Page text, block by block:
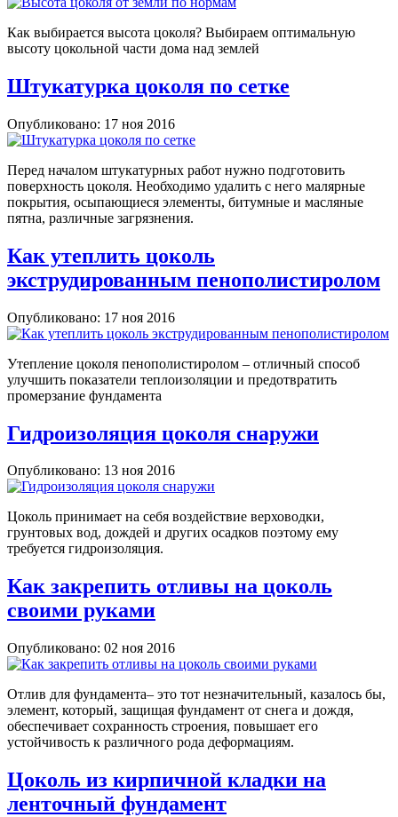
Как выбирается высота цоколя? Выбираем оптимальную
высоту цокольной части дома над землей
Штукатурка цоколя по сетке
Опубликовано: 17 ноя 2016
Перед началом штукатурных работ нужно подготовить
поверхность цоколя. Необходимо удалить с него малярные
покрытия, осыпающиеся элементы, битумные и масляные
пятна, различные загрязнения.
Как утеплить цоколь
экструдированным пенополистиролом
Опубликовано: 17 ноя 2016
Утепление цоколя пенополистиролом – отличный способ
улучшить показатели теплоизоляции и предотвратить
промерзание фундамента
Гидроизоляция цоколя снаружи
Опубликовано: 13 ноя 2016
Цоколь принимает на себя воздействие верховодки,
грунтовых вод, дождей и других осадков поэтому ему
требуется гидроизоляция.
Как закрепить отливы на цоколь
своими руками
Опубликовано: 02 ноя 2016
Отлив для фундамента– это тот незначительный, казалось бы,
элемент, который, защищая фундамент от снега и дождя,
обеспечивает сохранность строения, повышает его
устойчивость к различного рода деформациям.
Цоколь из кирпичной кладки на
ленточный фундамент